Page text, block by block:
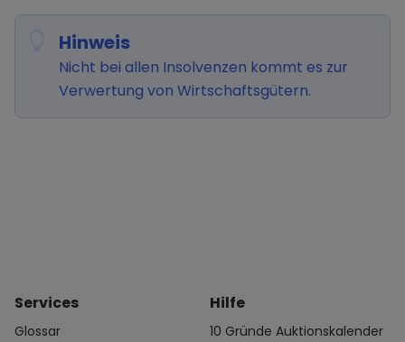
Hinweis
Nicht bei allen Insolvenzen kommt es zur
Verwertung von Wirtschaftsgütern.
Services
Glossar
Hilfe
10 Gründe Auktionskalender